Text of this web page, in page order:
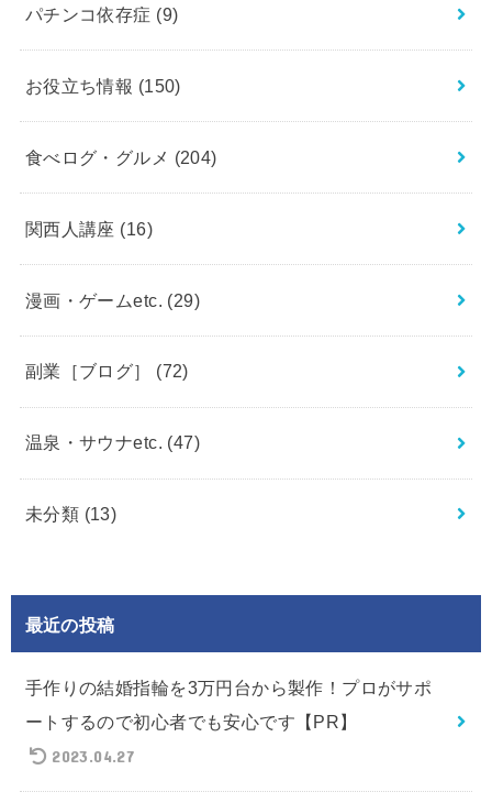
パチンコ依存症 (9)
お役立ち情報 (150)
食べログ・グルメ (204)
関西人講座 (16)
漫画・ゲームetc. (29)
副業［ブログ］ (72)
温泉・サウナetc. (47)
未分類 (13)
最近の投稿
手作りの結婚指輪を3万円台から製作！プロがサポ
ートするので初心者でも安心です【PR】
2023.04.27